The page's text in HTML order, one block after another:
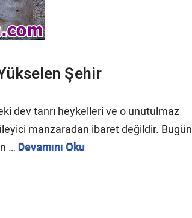
Şehir
dev tanrı heykelleri ve o unutulmaz
manzaradan ibaret değildir. Bugün
… Devamını Oku